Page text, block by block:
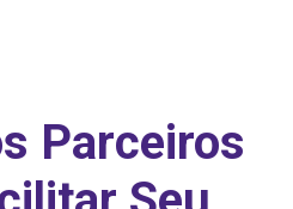
Parceiros